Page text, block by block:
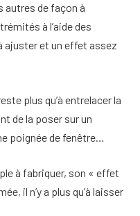
autres de façon à
à l’aide des
ajuster et un effet assez
plus qu’à entrelacer la
de la poser sur un
poignée de fenêtre…
à fabriquer, son « effet
il n’y a plus qu’à laisser